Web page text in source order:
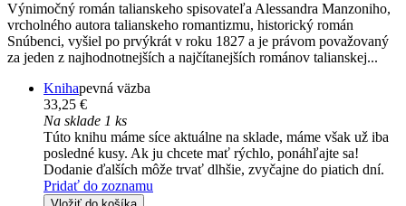
Výnimočný román talianskeho spisovateľa Alessandra Manzoniho,
vrcholného autora talianskeho romantizmu, historický román
Snúbenci, vyšiel po prvýkrát v roku 1827 a je právom považovaný
za jeden z najhodnotnejších a najčítanejších románov talianskej...
Knihapevná väzba
33,25 €
Na sklade 1 ks
Túto knihu máme síce aktuálne na sklade, máme však už iba
posledné kusy. Ak ju chcete mať rýchlo, ponáhľajte sa!
Dodanie ďalších môže trvať dlhšie, zvyčajne do piatich dní.
Pridať do zoznamu